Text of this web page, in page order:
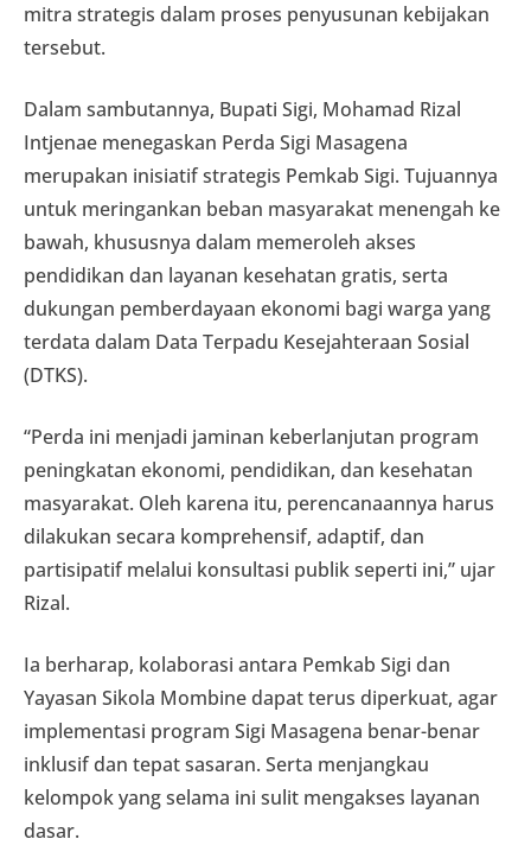
mitra strategis dalam proses penyusunan kebijakan
tersebut.
Dalam sambutannya, Bupati Sigi, Mohamad Rizal
Intjenae menegaskan Perda Sigi Masagena
merupakan inisiatif strategis Pemkab Sigi. Tujuannya
untuk meringankan beban masyarakat menengah ke
bawah, khususnya dalam memeroleh akses
pendidikan dan layanan kesehatan gratis, serta
dukungan pemberdayaan ekonomi bagi warga yang
terdata dalam Data Terpadu Kesejahteraan Sosial
(DTKS).
“Perda ini menjadi jaminan keberlanjutan program
peningkatan ekonomi, pendidikan, dan kesehatan
masyarakat. Oleh karena itu, perencanaannya harus
dilakukan secara komprehensif, adaptif, dan
partisipatif melalui konsultasi publik seperti ini,” ujar
Rizal.
Ia berharap, kolaborasi antara Pemkab Sigi dan
Yayasan Sikola Mombine dapat terus diperkuat, agar
implementasi program Sigi Masagena benar-benar
inklusif dan tepat sasaran. Serta menjangkau
kelompok yang selama ini sulit mengakses layanan
dasar.